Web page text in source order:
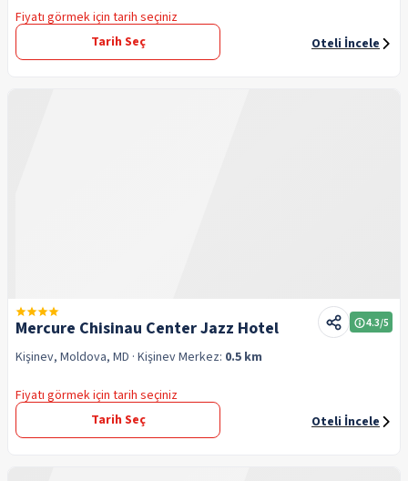
Fiyatı görmek için tarih seçiniz
Tarih Seç
Oteli İncele
Mercure Chisinau Center Jazz Hotel 4.3/5
Kişinev, Moldova, MD · KişinevMerkez: 0.5 km
Fiyatı görmek için tarih seçiniz
Tarih Seç
Oteli İncele